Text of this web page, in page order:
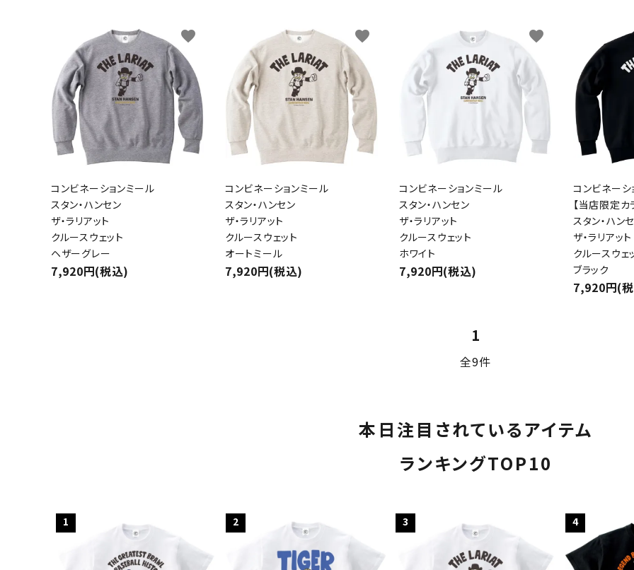
コンビネーションミール
スタン・ハンセン
ザ・ラリアット
クルースウェット
ヘザーグレー
7,920円(税込)
favorite
コンビネーションミール
スタン・ハンセン
ザ・ラリアット
クルースウェット
オートミール
7,920円(税込)
favorite
コンビネーションミール
スタン・ハンセン
ザ・ラリアット
クルースウェット
ホワイト
7,920円(税込)
favorite
コンビネーシ
【当店限定カ
スタン・ハン
ザ・ラリアット
クルースウェ
ブラック
7,920円(
1
全9件
検索する
本日注目されているアイテム
ランキングTOP10
1 2 3 4